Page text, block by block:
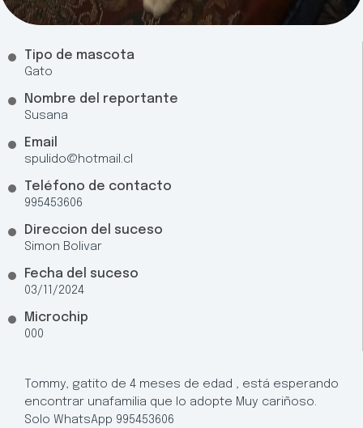
Tipo de mascota
Gato
Nombre del reportante
Susana
Email
spulido@hotmail.cl
Teléfono de contacto
995453606
Direccion del suceso
Simon Bolivar
Fecha del suceso
03/11/2024
Microchip
000
Tommy, gatito de 4 meses de edad , está esperando
encontrar unafamilia que lo adopte Muy cariñoso.
Solo WhatsApp 995453606